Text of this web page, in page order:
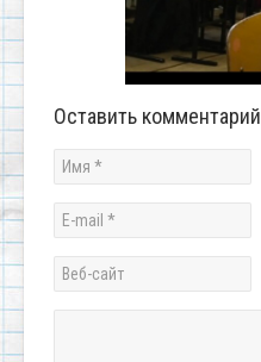
Оставить комментарий